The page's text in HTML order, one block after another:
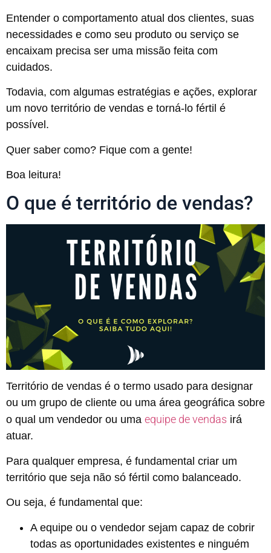
Entender o comportamento atual dos clientes, suas
necessidades e como seu produto ou serviço se
encaixam precisa ser uma missão feita com
cuidados.
Todavia, com algumas estratégias e ações, explorar
um novo território de vendas e torná-lo fértil é
possível.
Quer saber como? Fique com a gente!
Boa leitura!
O que é território de vendas?
Território de vendas é o termo usado para designar
ou um grupo de cliente ou uma área geográfica sobre
o qual um vendedor ou uma equipe de vendas irá
atuar.
Para qualquer empresa, é fundamental criar um
território que seja não só fértil como balanceado.
Ou seja, é fundamental que:
A equipe ou o vendedor sejam capaz de cobrir
todas as oportunidades existentes e ninguém